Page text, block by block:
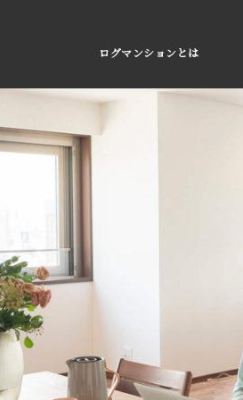
ログマンションとは